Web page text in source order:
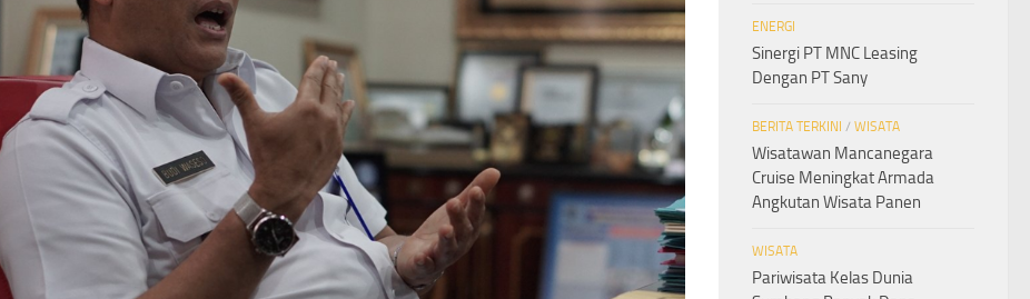
ENERGI
Sinergi PT MNC Leasing
Dengan PT Sany
BERITA TERKINI / WISATA
Wisatawan Mancanegara
Cruise Meningkat Armada
Angkutan Wisata Panen
WISATA
Pariwisata Kelas Dunia